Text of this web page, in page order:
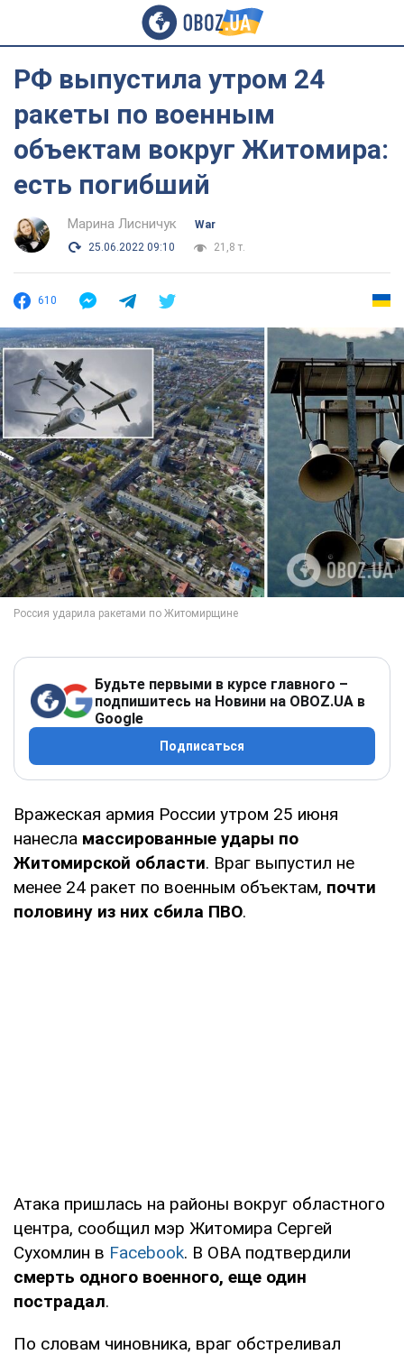
РФ выпустила утром 24
ракеты по военным
объектам вокруг Житомира:
есть погибший
Марина Лисничук
War
25.06.2022 09:10
21,8 т.
610
Будьте первыми в курсе главного –
подпишитесь на Новини на OBOZ.UA в
Google
Подписаться
Вражеская армия России утром 25 июня
нанесла массированные удары по
Житомирской области. Враг выпустил не
менее 24 ракет по военным объектам, почти
половину из них сбила ПВО.
Атака пришлась на районы вокруг областного
центра, сообщил мэр Житомира Сергей
Сухомлин в Facebook. В ОВА подтвердили
смерть одного военного, еще один
пострадал.
По словам чиновника, враг обстреливал